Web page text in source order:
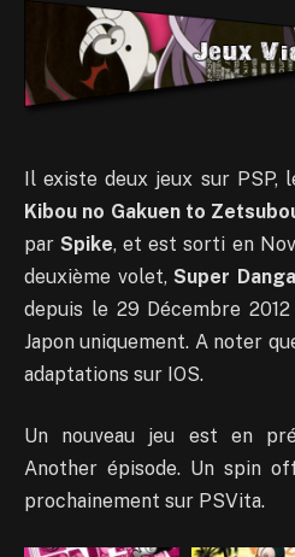
Il existe deux jeux sur PSP,
Kibou no Gakuen to
parSpike, et est sorti en
deuxième volet,Super
depuis le 29 Décembre
Japon uniquement. A noter
adaptations sur IOS.
Un nouveau jeu est en
Another épisode. Un spin
prochainement sur PSVita.